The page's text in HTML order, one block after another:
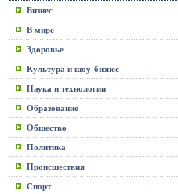
Бизнес
В мире
Здоровье
Культура и шоу-бизнес
Наука и технологии
Образование
Общество
Политика
Происшествия
Спорт